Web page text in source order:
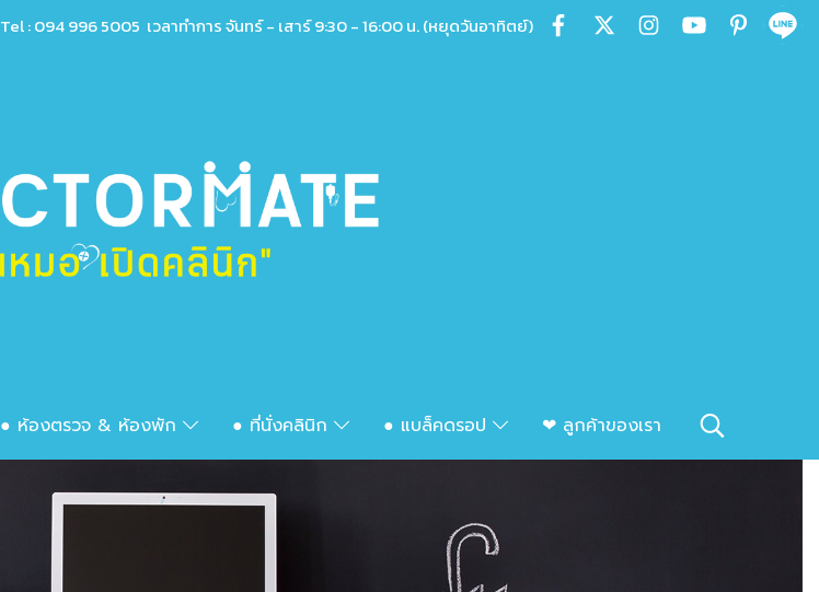
Tel : 094 996 5005 เวลาทำการ จันทร์ - เสาร์ 9:30 - 16:00 น. (หยุดวันอาทิตย์)
● ห้องตรวจ & ห้องพัก ● ที่นั่งคลินิก ● แบล็คดรอป ❤ ลูกค้าของเรา